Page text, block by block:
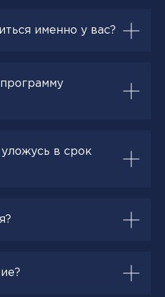
именно у вас?
в срок